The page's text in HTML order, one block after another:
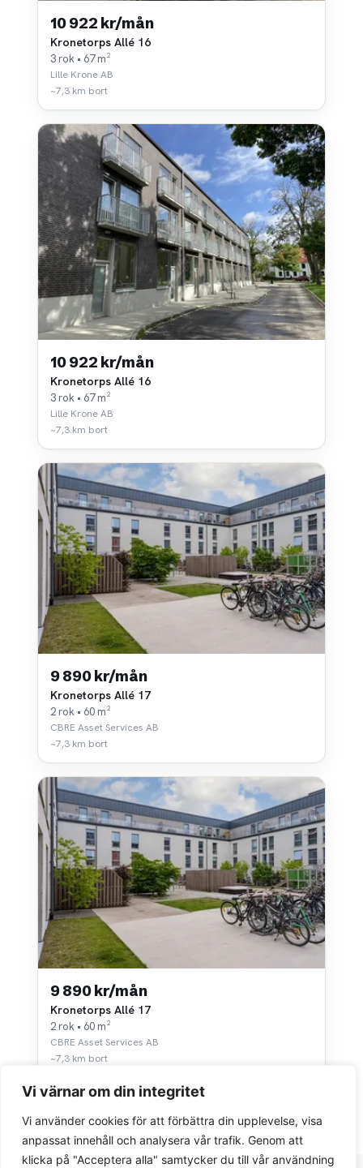
Vi värnar om din integritet
Vi använder cookies för att förbättra din upplevelse, visa
anpassat innehåll och analysera vår trafik. Genom att
klicka på "Acceptera alla" samtycker du till vår användning
10 922 kr/mån
Kronetorps Allé 16
3 rok • 67 m²
Lille Krone AB
~7,3 km bort
10 922 kr/mån
Kronetorps Allé 16
3 rok • 67 m²
Lille Krone AB
~7,3 km bort
9 890 kr/mån
Kronetorps Allé 17
2 rok • 60 m²
CBRE Asset Services AB
~7,3 km bort
9 890 kr/mån
Kronetorps Allé 17
2 rok • 60 m²
CBRE Asset Services AB
~7,3 km bort